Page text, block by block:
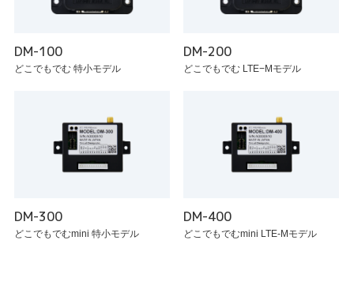
DM-100
どこでもでむ 特小モデル
DM-200
どこでもでむ LTE−Mモデル
DM-300
どこでもでむmini 特小モデル
DM-400
どこでもでむmini LTE-Mモデル